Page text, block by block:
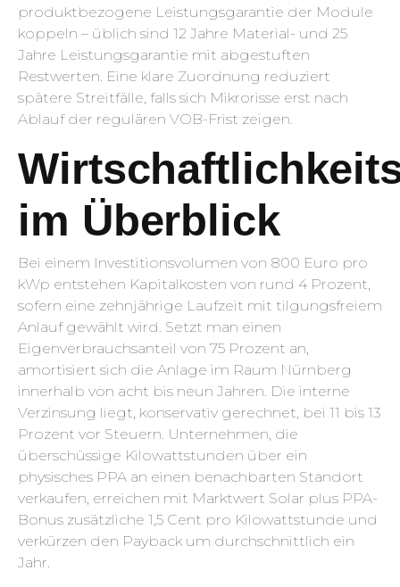
produktbezogene Leistungsgarantie der Module
koppeln – üblich sind 12 Jahre Material- und 25
Jahre Leistungsgarantie mit abgestuften
Restwerten. Eine klare Zuordnung reduziert
spätere Streitfälle, falls sich Mikrorisse erst nach
Ablauf der regulären VOB-Frist zeigen.
im Überblick
Bei einem Investitionsvolumen von 800 Euro pro
kWp entstehen Kapitalkosten von rund 4 Prozent,
sofern eine zehnjährige Laufzeit mit tilgungsfreiem
Anlauf gewählt wird. Setzt man einen
Eigenverbrauchsanteil von 75 Prozent an,
amortisiert sich die Anlage im Raum Nürnberg
innerhalb von acht bis neun Jahren. Die interne
Verzinsung liegt, konservativ gerechnet, bei 11 bis 13
Prozent vor Steuern. Unternehmen, die
überschüssige Kilowattstunden über ein
physisches PPA an einen benachbarten Standort
verkaufen, erreichen mit Marktwert Solar plus PPA-
Bonus zusätzliche 1,5 Cent pro Kilowattstunde und
verkürzen den Payback um durchschnittlich ein
Jahr.